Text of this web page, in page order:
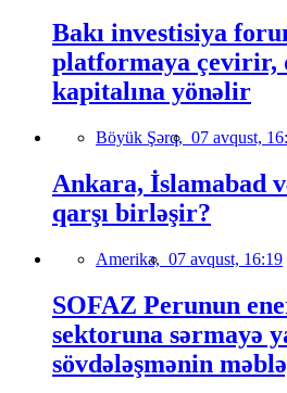
Bakı investisiya
platformaya çevirir,
kapitalına yönəlir
Böyük Şərq, 07 avqust,
Ankara, İslamabad
qarşı birləşir?
Amerika, 07 avqust, 16:19
SOFAZ Perunun
sektoruna sərmayə
sövdələşmənin